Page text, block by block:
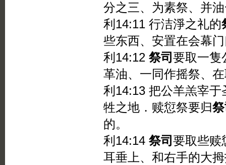
分之三、为素祭、并
利14:11 行洁淨之礼的
些东西、安置在会幕
利14:12 祭司要取一隻
革油、一同作摇祭、
利14:13 把公羊羔宰
牲之地．赎愆祭要归
的。
利14:14 祭司要取些赎
耳垂上、和右手的大